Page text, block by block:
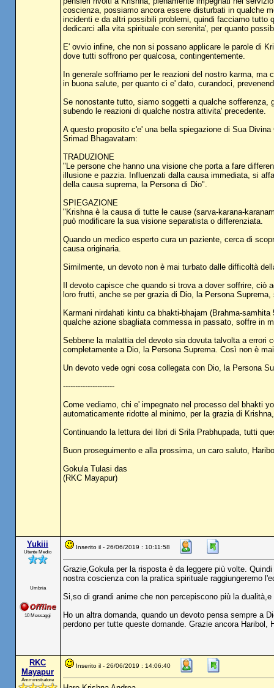
coscienza, possiamo ancora essere disturbati in qualche
incidenti e da altri possibili problemi, quindi facciamo tutto
dedicarci alla vita spirituale con serenita', per quanto
E' ovvio infine, che non si possano applicare le parole di
dove tutti soffrono per qualcosa, contingentemente.
In generale soffriamo per le reazioni del nostro karma,
in buona salute, per quanto ci e' dato, curandoci,
Se nonostante tutto, siamo soggetti a qualche
subendo le reazioni di qualche nostra attivita' precedente.
A questo proposito c'e' una bella spiegazione di Sua
Srimad Bhagavatam:
TRADUZIONE
"Le persone che hanno una visione che porta a fare
illusione e pazzia. Influenzati dalla causa immediata, si
della causa suprema, la Persona di Dio".
SPIEGAZIONE
"Krishna è la causa di tutte le cause (sarva-karana-
può modificare la sua visione separatista o differenziata.
Quando un medico esperto cura un paziente, cerca di
causa originaria.
Similmente, un devoto non è mai turbato dalle difficoltà
Il devoto capisce che quando si trova a dover soffrire,
loro frutti, anche se per grazia di Dio, la Persona
Karmani nirdahati kintu ca bhakti-bhajam (Brahma-
qualche azione sbagliata commessa in passato, soffre in
Sebbene la malattia del devoto sia dovuta talvolta a
completamente a Dio, la Persona Suprema. Così non è
Un devoto vede ogni cosa collegata con Dio, la Persona
---------------------
Come vediamo, chi e' impegnato nel processo del bhakti
automaticamente ridotte al minimo, per la grazia di
Continuando la lettura dei libri di Srila Prabhupada, tutti
Buon proseguimento e alla prossima, un caro saluto,
Gokula Tulasi das
(RKC Mayapur)
Yukiii
Utente Medio
Umbria
10 Messaggi
Inserito il - 26/06/2019 : 10:11:58
Grazie,Gokula per la risposta è da leggere più volte.
nostra coscienza con la pratica spirituale raggiungeremo
Si,so di grandi anime che non percepiscono più la
Ho un altra domanda, quando un devoto pensa sempre a
perdono per tutte queste domande. Grazie ancora Haribol,
RKC
Mayapur
Amministratore
Inserito il - 26/06/2019 : 14:06:40